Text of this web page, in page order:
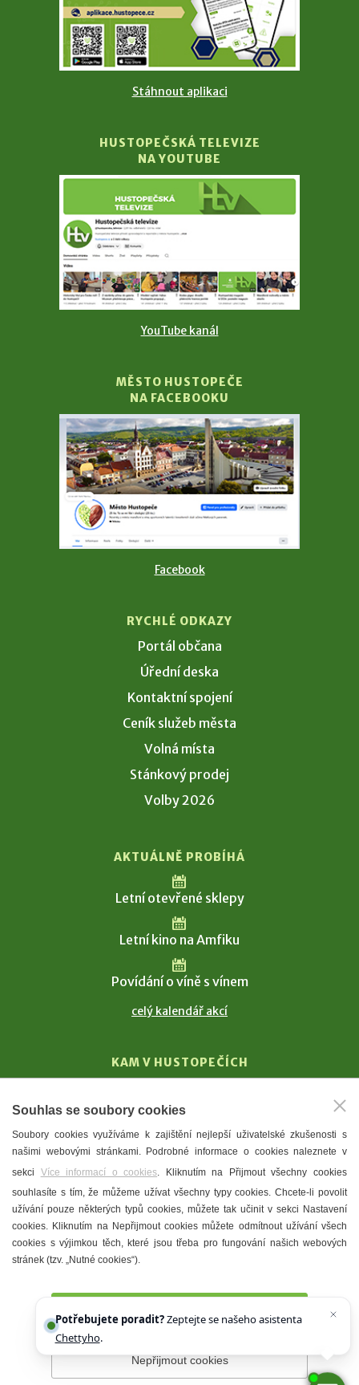
Stáhnout aplikaci
HUSTOPEČSKÁ TELEVIZE
NA YOUTUBE
YouTube kanál
MĚSTO HUSTOPEČE
NA FACEBOOKU
Facebook
RYCHLÉ ODKAZY
Portál občana
Úřední deska
Kontaktní spojení
Ceník služeb města
Volná místa
Stánkový prodej
Volby 2026
AKTUÁLNĚ PROBÍHÁ
Letní otevřené sklepy
Letní kino na Amfiku
Povídání o víně s vínem
celý kalendář akcí
KAM V HUSTOPEČÍCH
T. G. Masaryk
Mandloně
Ubytování
Restaurace
Městské muzeum a galerie
Denní meníčka
Prohlášení o přístupnosti Správce webu
Souhlas se soubory cookies
Soubory cookies využíváme k zajištění nejlepší uživatelské zkušenosti s
našimi webovými stránkami. Podrobné informace o cookies naleznete v
sekci Více informací o cookies. Kliknutím na Přijmout všechny cookies
souhlasíte s tím, že můžeme užívat všechny typy cookies. Chcete-li povolit
užívání pouze některých typů cookies, můžete tak učinit v sekci Nastavení
cookies. Kliknutím na Nepřijmout cookies můžete odmítnout užívání všech
cookies s výjimkou těch, které jsou třeba pro fungování našich webových
stránek (tzv. „Nutné cookies“).
Nepřijmout cookies
Potřebujete poradit?Zeptejte se našeho asistenta
Chettyho.